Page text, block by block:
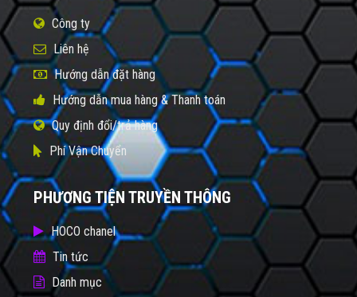
Công ty
Liên hệ
Hướng dẫn đặt hàng
Hướng dẫn mua hàng & Thanh toán
Quy định đổi/trả hàng
Phí Vận Chuyển
PHƯƠNG TIỆN TRUYỀN THÔNG
HOCO chanel
Tin tức
Danh mục